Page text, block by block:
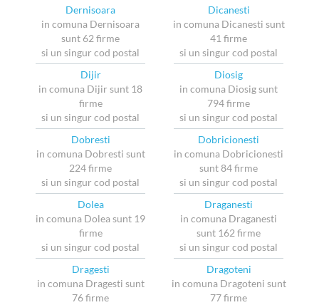
Dernisoara
in comuna Dernisoara
sunt 62 firme
si un singur cod postal
Dicanesti
in comuna Dicanesti sunt
41 firme
si un singur cod postal
Dijir
in comuna Dijir sunt 18
firme
si un singur cod postal
Diosig
in comuna Diosig sunt
794 firme
si un singur cod postal
Dobresti
in comuna Dobresti sunt
224 firme
si un singur cod postal
Dobricionesti
in comuna Dobricionesti
sunt 84 firme
si un singur cod postal
Dolea
in comuna Dolea sunt 19
firme
si un singur cod postal
Draganesti
in comuna Draganesti
sunt 162 firme
si un singur cod postal
Dragesti
in comuna Dragesti sunt
76 firme
Dragoteni
in comuna Dragoteni sunt
77 firme